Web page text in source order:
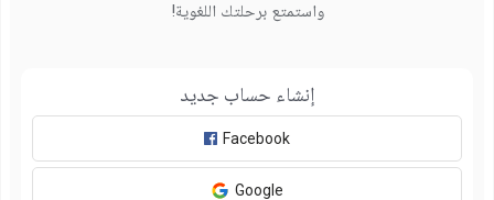
واستمتع برحلتك اللغوية!
إنشاء حساب جديد
Facebook
Google